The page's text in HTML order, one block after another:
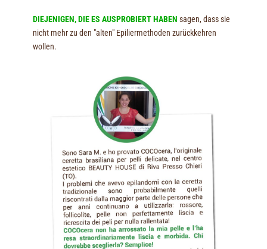
DIEJENIGEN, DIE ES AUSPROBIERT HABEN sagen, dass sie
nicht mehr zu den "alten" Epiliermethoden zurückkehren
wollen.